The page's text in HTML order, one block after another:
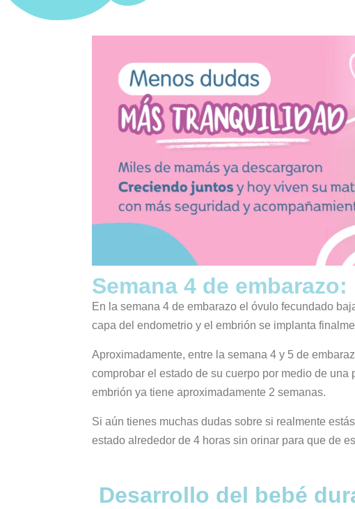
Semana 4 de
En la semana 4 de embarazo el óvulo fecundado
capa del endometrio y el embrión se implanta
Aproximadamente, entre la semana 4 y 5 de
comprobar el estado de su cuerpo por medio de
embrión ya tiene aproximadamente 2 semanas.
Si aún tienes muchas dudas sobre si realmente
estado alrededor de 4 horas sin orinar para que de
Desarrollo del bebé